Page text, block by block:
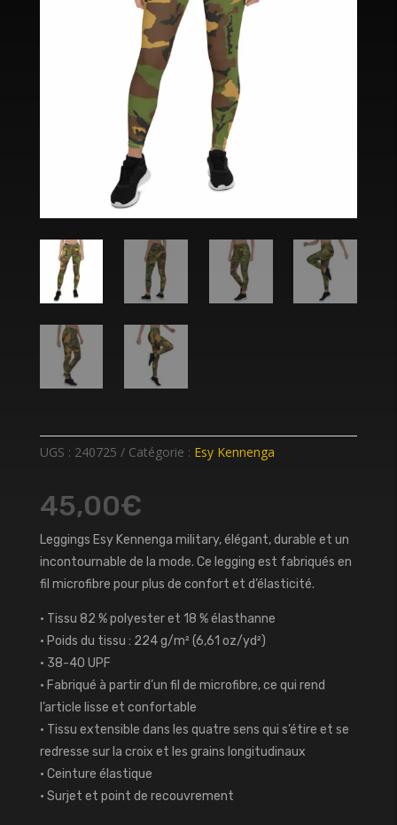
UGS : 240725 Catégorie : Esy Kennenga
45,00€
Leggings Esy Kennenga military, élégant, durable et un
incontournable de la mode. Ce legging est fabriqués en
fil microfibre pour plus de confort et d’élasticité.
• Tissu 82 % polyester et 18 % élasthanne
• Poids du tissu : 224 g/m² (6,61 oz/yd²)
• 38-40 UPF
• Fabriqué à partir d’un fil de microfibre, ce qui rend
l’article lisse et confortable
• Tissu extensible dans les quatre sens qui s’étire et se
redresse sur la croix et les grains longitudinaux
• Ceinture élastique
• Surjet et point de recouvrement